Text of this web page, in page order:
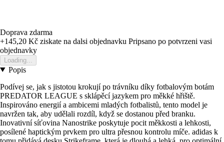
Doprava zdarma
+145,20 Kč ziskate na dalsi objednavku Pripsano po potvrzeni vasi
objednavky
Loading...
Popis
Podívej se, jak s jistotou krokují po trávníku díky fotbalovým botám
PREDATOR LEAGUE s sklápěcí jazykem pro měkké hřiště.
Inspirováno energií a ambicemi mladých fotbalistů, tento model je
navržen tak, aby udělali rozdíl, když se dostanou před branku.
Inovativní síťovina Nanostrike poskytuje pocit měkkosti a lehkosti,
posílené haptickým prvkem pro ultra přesnou kontrolu míče. adidas k